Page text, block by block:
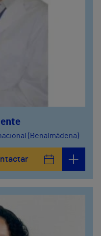
(Benalmádena)